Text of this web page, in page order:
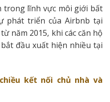
trong lĩnh vực môi giới bất
phát triển của Airbnb tại
năm 2015, khi các căn hộ
đầu xuất hiện nhiều tại
kết nối chủ nhà và